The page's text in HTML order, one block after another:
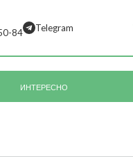
84 Telegram
ИНТЕРЕСНО